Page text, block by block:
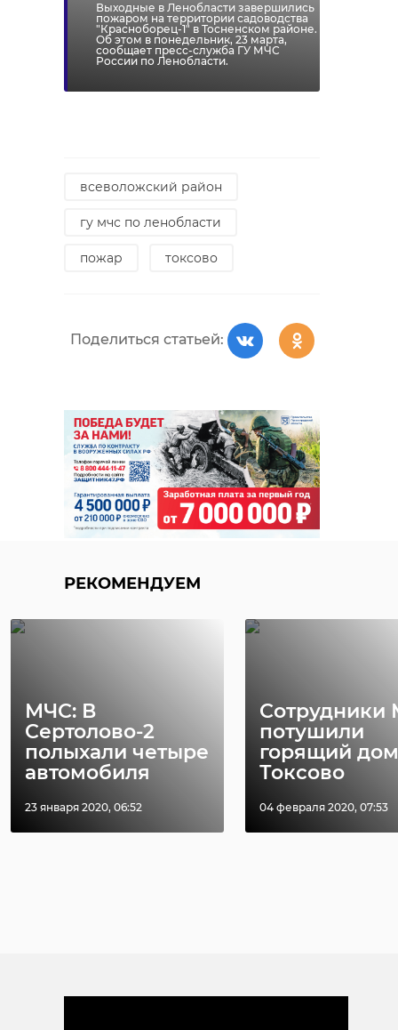
Выходные в Ленобласти завершились
пожаром на территории садоводства
"Красноборец-1" в Тосненском районе.
Об этом в понедельник, 23 марта,
сообщает пресс-служба ГУ МЧС
России по Ленобласти.
всеволожский район
гу мчс по ленобласти
пожар токсово
Поделиться статьей:
РЕКОМЕНДУЕМ
МЧС: В
Сертолово-2
полыхали четыре
автомобиля
23 января 2020, 06:52
Сотрудники
потушили
горящий
Токсово
04 февраля 2020, 07:53